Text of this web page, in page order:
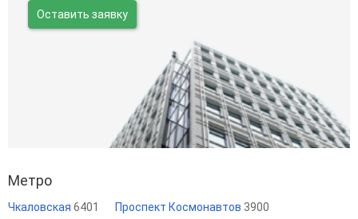
Оставить заявку
Метро
Чкаловская 6401 Проспект Космонавтов 3900